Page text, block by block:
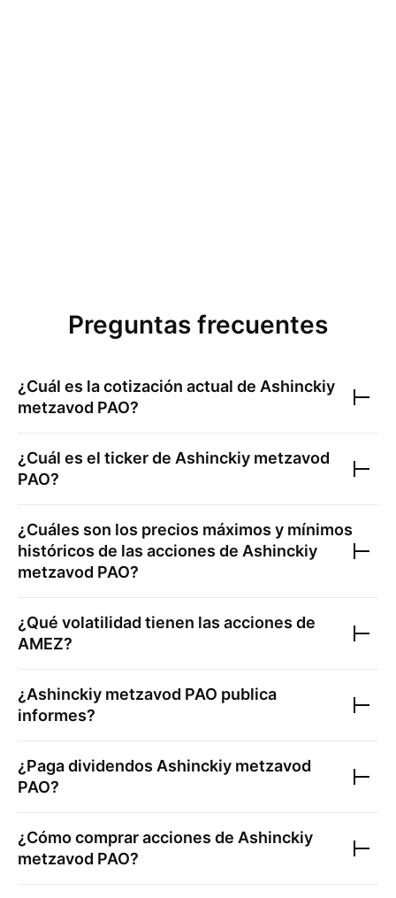
Preguntas frecuentes
¿Cuál es la cotización actual de Ashinckiy
metzavod PAO?
¿Cuál es el ticker de Ashinckiy metzavod
PAO?
¿Cuáles son los precios máximos y mínimos
históricos de las acciones de Ashinckiy
metzavod PAO?
¿Qué volatilidad tienen las acciones de
AMEZ?
¿Ashinckiy metzavod PAO publica
informes?
¿Paga dividendos Ashinckiy metzavod
PAO?
¿Cómo comprar acciones de Ashinckiy
metzavod PAO?